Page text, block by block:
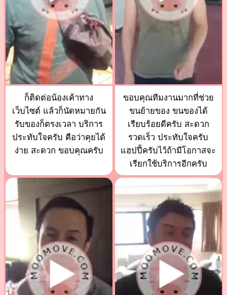
ก็ติดต่อน้องเค้าทาง
เว็บไซต์ แล้วก็นัดหมายกัน
รับของก็ตรงเวลา บริการ
ประทับใจครับ คือว่าคุยได้
ง่าย สะดวก ขอบคุณครับ
ขอบคุณทีมงานมากที่ช่วย
ขนย้ายของ ขนของได้
เรียบร้อยดีครับ สะดวก
รวดเร็ว ประทับใจครับ
แฮปปี้ครับไว้ถ้ามีโอกาสจะ
เรียกใช้บริการอีกครับ